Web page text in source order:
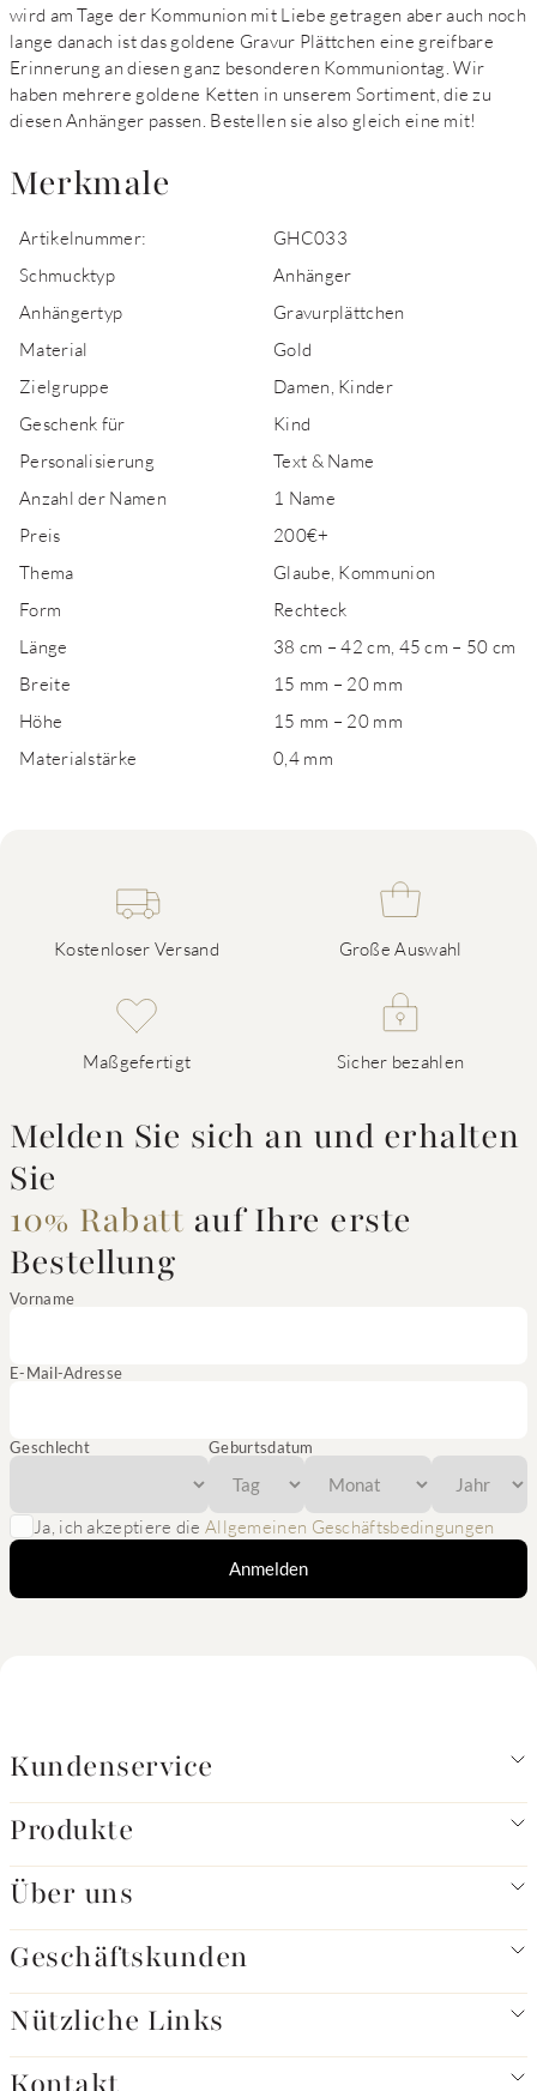
wird am Tage der Kommunion mit Liebe getragen aber auch noch
lange danach ist das goldene Gravur Plättchen eine greifbare
Erinnerung an diesen ganz besonderen Kommuniontag. Wir
haben mehrere goldene Ketten in unserem Sortiment, die zu
diesen Anhänger passen. Bestellen sie also gleich eine mit!
Merkmale
Artikelnummer:
GHC033
Schmucktyp
Anhänger
Anhängertyp
Gravurplättchen
Material
Gold
Zielgruppe
Damen, Kinder
Geschenk für
Kind
Personalisierung
Text & Name
Anzahl der Namen
1 Name
Preis
200€+
Thema
Glaube, Kommunion
Form
Rechteck
Länge
38 cm – 42 cm, 45 cm – 50 cm
Breite
15 mm – 20 mm
Höhe
15 mm – 20 mm
Materialstärke
0,4 mm
Kostenloser Versand Große Auswahl
Maßgefertigt Sicher bezahlen
Melden Sie sich an und erhalten
Sie
10% Rabatt auf Ihre erste
Bestellung
Vorname
E-Mail-Adresse
Geschlecht Geburtsdatum
Ja, ich akzeptiere die Allgemeinen Geschäftsbedingungen
Anmelden
Kundenservice
Produkte
Über uns
Geschäftskunden
Nützliche Links